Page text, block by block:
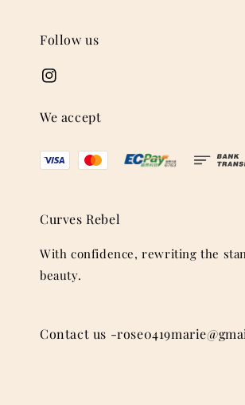
Follow us
We accept
Curves Rebel
With confidence, rewriting the
beauty.
Contact us -